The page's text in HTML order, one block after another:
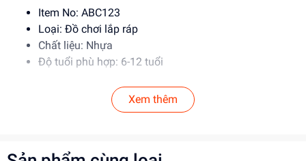
Item No: ABC123
Loại: Đồ chơi lắp ráp
Chất liệu: Nhựa
Độ tuổi phù hợp: 6-12 tuổi
Hướng Dẫn Sử Dụng
Đọc kỹ hướng dẫn trước khi sử dụng
Xem thêm